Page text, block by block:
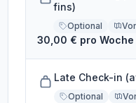
fins)
Optional
30,00 € pro Woche
Late Check-in
Optional